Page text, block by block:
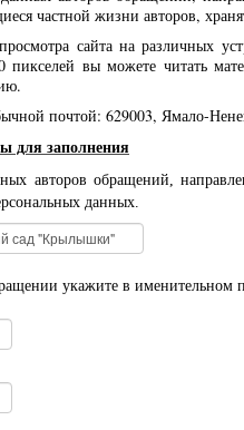
частной жизни авторов,
сайта на различных
вы можете читать
почтой: 629003, Ямало-
для заполнения
авторов обращений,
данных.
укажите в именительном